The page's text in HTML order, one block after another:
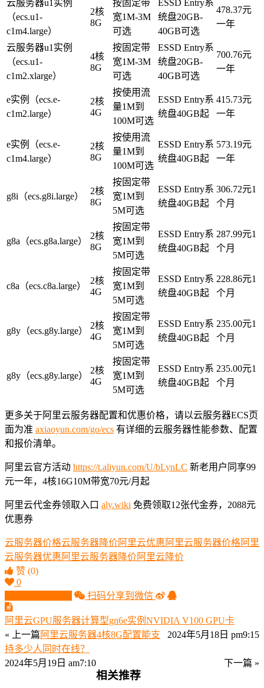
云服务器u1实例
（ecs.u1-
c1m4.large）
2核
8G
按固定带
宽1M-3M
可选
ESSD Entry系
统盘20GB-
40GB可选
478.37元
一年
云服务器u1实例
（ecs.u1-
c1m2.xlarge）
4核
8G
按固定带
宽1M-3M
可选
ESSD Entry系
统盘20GB-
40GB可选
700.76元
一年
e实例（ecs.e-
c1m2.large）
2核
4G
按使用流
量1M到
100M可选
ESSD Entry系
统盘40GB起
415.73元
一年
e实例（ecs.e-
c1m4.large）
2核
8G
按使用流
量1M到
100M可选
ESSD Entry系
统盘40GB起
573.19元
一年
g8i（ecs.g8i.large）
2核
8G
按固定带
宽1M到
5M可选
ESSD Entry系
统盘40GB起
306.72元1
个月
g8a（ecs.g8a.large）
2核
8G
按固定带
宽1M到
5M可选
ESSD Entry系
统盘40GB起
287.99元1
个月
c8a（ecs.c8a.large）
2核
4G
按固定带
宽1M到
5M可选
ESSD Entry系
统盘40GB起
228.86元1
个月
g8y（ecs.g8y.large）
2核
4G
按固定带
宽1M到
5M可选
ESSD Entry系
统盘40GB起
235.00元1
个月
g8y（ecs.g8y.large）
2核
4G
按固定带
宽1M到
5M可选
ESSD Entry系
统盘40GB起
235.00元1
个月
更多关于阿里云服务器配置和优惠价格，请以云服务器ECS页
面为准 axiaoyun.com/go/ecs 有详细的云服务器性能参数、配置
和报价清单。
阿里云官方活动 https://t.aliyun.com/U/bLynLC 新老用户同享99
元一年，4核16G10M带宽70元/月起
阿里云代金券领取入口 aly.wiki 免费领取12张代金券，2088元
优惠券
云服务器价格云服务器降价阿里云优惠 阿里云服务器价格阿里
云服务器优惠 阿里云服务器降价阿里云降价
赞 (0)
0
扫码分享到微信
阿里云GPU服务器计算型gn6e实例NVIDIA V100 GPU卡
« 上一篇
2024年5月18日 pm9:15
阿里云服务器4核8G配置能支
持多少人同时在线？
下一篇 »
2024年5月19日 am7:10
相关推荐